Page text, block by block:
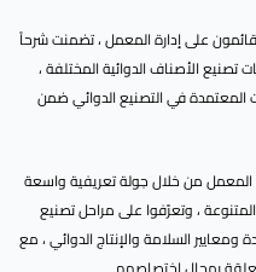
على إدارة المعمل ، تضمنت شرحاً
الأصناف الدوائية المختلفة ،
المعتمدة في التصنيع الدوائي ضمن
من خلال جولة تعريفية واسعة
، وتعرّفوا على مراحل تصنيع
السلامة والإنتاج الدوائي ، مع